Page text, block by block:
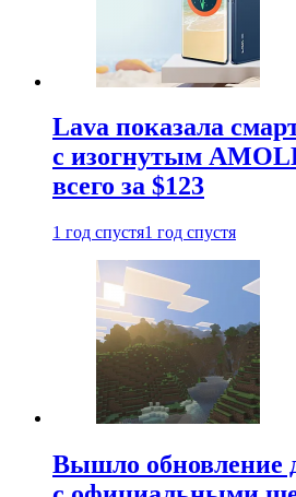
Lava показала
с изогнутым
всего за $123
1 год спустя1 год спустя
Вышло обновление